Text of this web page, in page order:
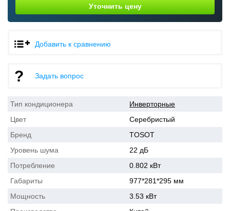
Уточнить цену
Добавить к сравнению
Задать вопрос
Тип кондиционера
Инверторные
Цвет
Серебристый
Бренд
TOSOT
Уровень шума
22 дБ
Потребление
0.802 кВт
Габариты
977*281*295 мм
Мощность
3.53 кВт